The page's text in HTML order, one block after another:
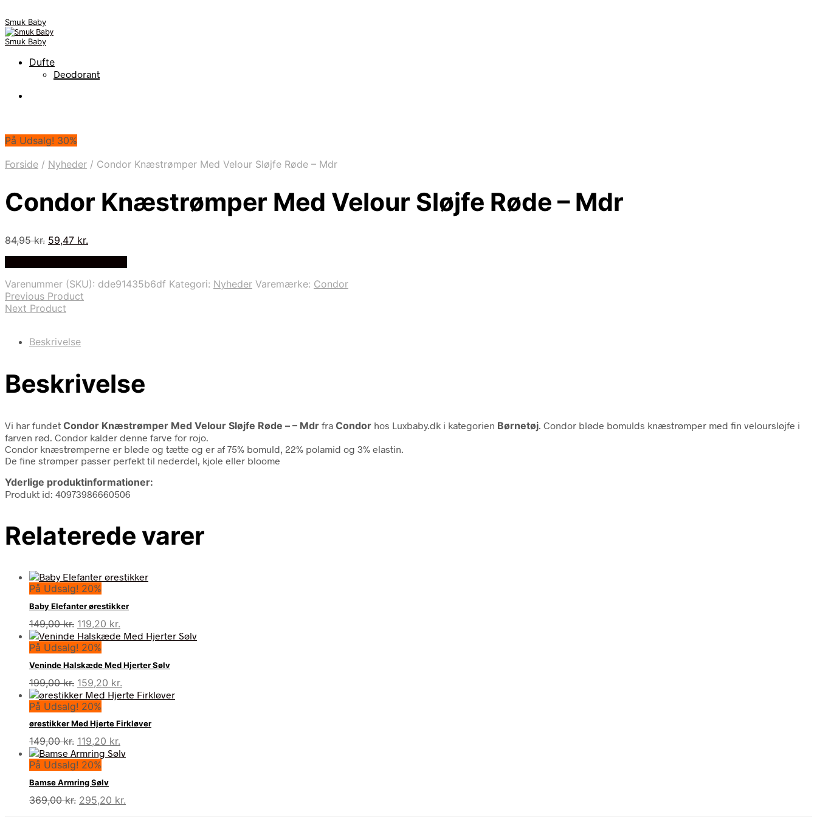
Smuk Baby
Smuk Baby
Dufte
Deodorant
På Udsalg! 30%
Forside / Nyheder / Condor Knæstrømper Med Velour Sløjfe Røde – Mdr
Condor Knæstrømper Med Velour Sløjfe Røde – Mdr
84,95kr. Den
84,95 kr..
59,47 kr.
59,47 kr..
Varenummer (SKU): dde91435b6df Kategori: Nyheder Varemærke: Condor
Previous Product
Next Product
Beskrivelse
Beskrivelse
Vi har fundet Condor Knæstrømper Med Velour Sløjfe Røde – – Mdr fra Condor hos Luxbaby.dk i kategorien Børnetøj . Condor bløde bomulds knæstrømper med fin veloursløjfe i
farven rød. Condor kalder denne farve for rojo.
Condor knæstrømperne er bløde og tætte og er af 75% bomuld, 22% polamid og 3% elastin.
De fine strømper passer perfekt til nederdel, kjole eller bloome
Yderlige produktinformationer:
Produkt id: 40973986660506
Relaterede varer
På Udsalg! 20%
Baby Elefanter ørestikker
149,00kr. Den
oprindelige
pris
var:
149,00 kr..
119,20 kr.
aktuelle
er:
119,20 kr..
På Udsalg! 20%
Veninde Halskæde Med Hjerter Sølv
199,00kr. Den
oprindelige
pris
var:
199,00 kr..
159,20 kr.
aktuelle
er:
159,20 kr..
På Udsalg! 20%
ørestikker Med Hjerte Firkløver
149,00kr. Den
oprindelige
pris
var:
149,00 kr..
119,20 kr.
aktuelle
På Udsalg! 20%
Bamse Armring Sølv
369,00kr. Den
295,20 kr.